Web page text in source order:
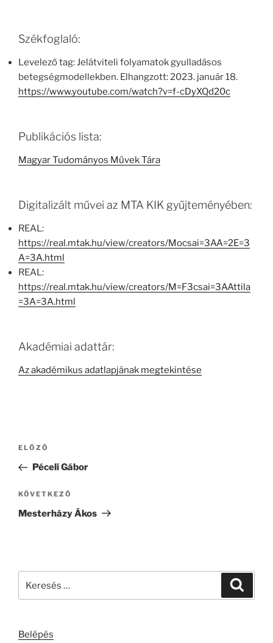
Székfoglaló:
Levelező tag: Jelátviteli folyamatok gyulladásos
betegségmodellekben. Elhangzott: 2023. január 18.
https://www.youtube.com/watch?v=f-cDyXQd20c
Publikációs lista:
Magyar Tudományos Művek Tára
Digitalizált művei az MTA KIK gyűjteményében:
REAL:
https://real.mtak.hu/view/creators/Mocsai=3AA=2E=3
A=3A.html
REAL:
https://real.mtak.hu/view/creators/M=F3csai=3AAttila
=3A=3A.html
Akadémiai adattár:
Az akadémikus adatlapjának megtekintése
Bejegyzés
Korábbi
bejegyzés
ELŐZŐ
Péceli Gábor
Következő
bejegyzés
KÖVETKEZŐ
Mesterházy Ákos
Belépés